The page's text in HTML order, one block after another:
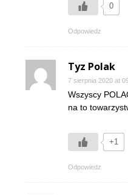
0
Odpowiedz
Tyz Polak
7 sierpnia 2020 at
Wszyscy
na to
+1
Odpowiedz